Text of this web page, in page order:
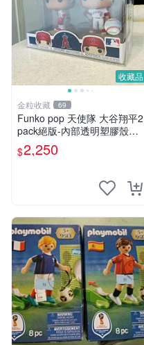
收藏品
金粒收藏 69
Funko pop 天使隊 大谷翔平2
pack絕版-內部透明塑膠殼損
傷、盒損、公仔本體全新
$2,250